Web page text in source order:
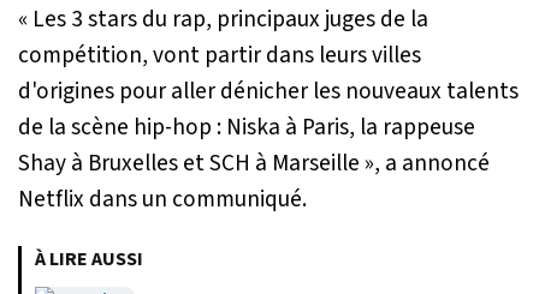
« Les 3 stars du rap, principaux juges de la
compétition, vont partir dans leurs villes
d'origines pour aller dénicher les nouveaux talents
de la scène hip-hop : Niska à Paris, la rappeuse
Shay à Bruxelles et SCH à Marseille », a annoncé
Netflix dans un communiqué.
À LIRE AUSSI